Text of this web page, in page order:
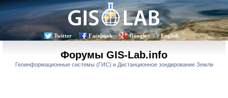
Twitter Facebook Google+ English
Форумы GIS-Lab.info
Геоинформационные системы (ГИС) и Дистанционное зондирование Земли